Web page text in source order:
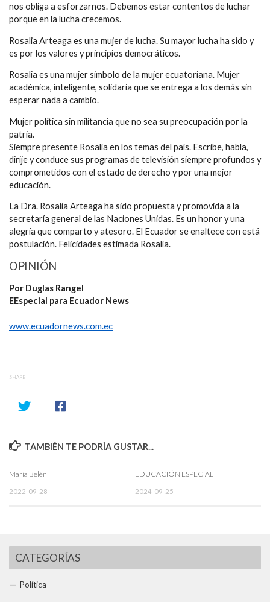
nos obliga a esforzarnos. Debemos estar contentos de luchar
porque en la lucha crecemos.
Rosalia Arteaga es una mujer de lucha. Su mayor lucha ha sido y
es por los valores y principios democráticos.
Rosalia es una mujer simbolo de la mujer ecuatoriana. Mujer
académica, inteligente, solidaria que se entrega a los demás sin
esperar nada a cambio.
Mujer política sin militancia que no sea su preocupación por la
patria.
Siempre presente Rosalía en los temas del país. Escribe, habla,
dirije y conduce sus programas de televisión siempre profundos y
comprometidos con el estado de derecho y por una mejor
educación.
La Dra. Rosalia Arteaga ha sido propuesta y promovida a la
secretaría general de las Naciones Unidas. Es un honor y una
alegría que comparto y atesoro. El Ecuador se enaltece con está
postulación. Felicidades estimada Rosalía.
OPINIÓN
Por Duglas Rangel
EEspecial para Ecuador News
www.ecuadornews.com.ec
SHARE
TAMBIÉN TE PODRÍA GUSTAR...
María Belén
2022-09-28
EDUCACIÓN ESPECIAL
2024-09-25
CATEGORÍAS
Política